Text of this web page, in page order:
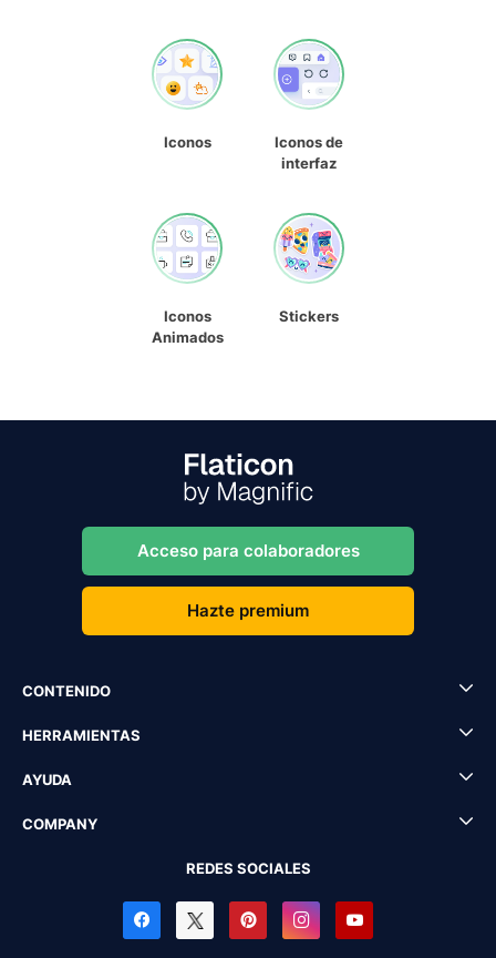
Iconos
Iconos de
interfaz
Iconos
Animados
Stickers
Acceso para colaboradores
Hazte premium
CONTENIDO
HERRAMIENTAS
AYUDA
COMPANY
REDES SOCIALES